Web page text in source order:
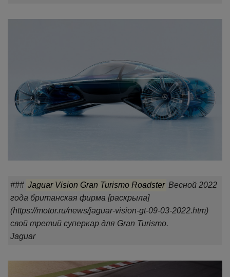
### Jaguar Vision Gran Turismo Roadster Весной 2022
года британская фирма [раскрыла]
(https://motor.ru/news/jaguar-vision-gt-09-03-2022.htm)
свой третий суперкар для Gran Turismo.
Jaguar